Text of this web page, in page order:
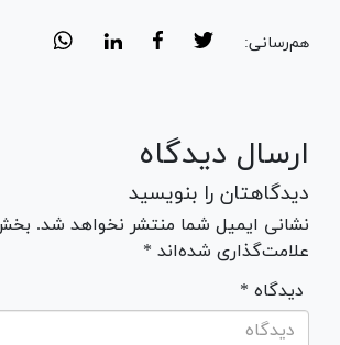
هم‌رسانی:
ارسال دیدگاه
دیدگاهتان را بنویسید
نشانی ایمیل شما منتشر نخواهد شد.
علامت‌گذاری شده‌اند *
* دیدگاه